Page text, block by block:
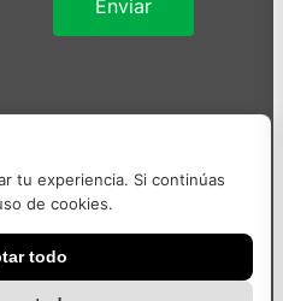
por
tu experiencia. Si continúas
de cookies.
todo